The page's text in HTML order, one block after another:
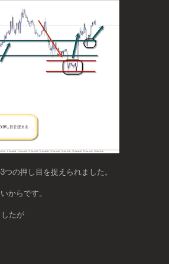
の押し目を捉えられました。
からです。
たが